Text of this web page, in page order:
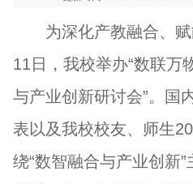
为深化产教融合、
11日，我校举办“数联万
与产业创新研讨会”。国
表以及我校校友、师生
绕“数智融合与产业创新